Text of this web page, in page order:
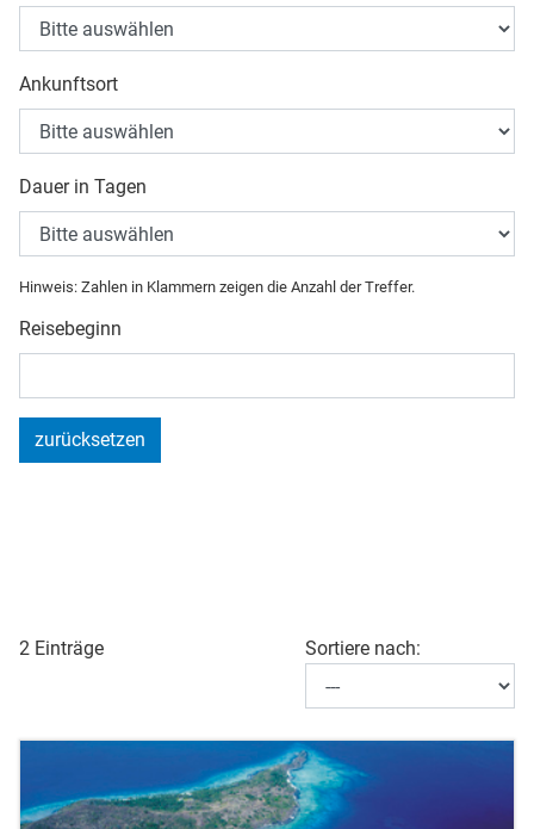
Ankunftsort
Dauer in Tagen
Hinweis: Zahlen in Klammern zeigen die Anzahl der Treffer.
Reisebeginn
zurücksetzen
2 Einträge Sortiere nach: